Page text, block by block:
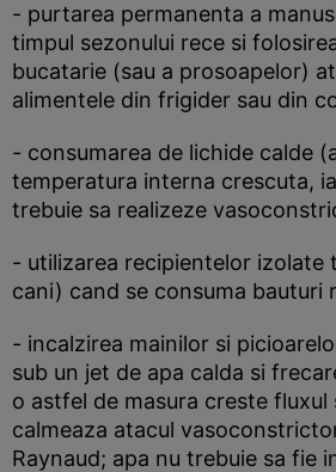
- purtarea permanenta a
timpul sezonului rece si
bucatarie (sau a prosoapelor)
alimentele din frigider sau din
- consumarea de lichide calde
temperatura interna crescuta,
trebuie sa realizeze
- utilizarea recipientelor izolate
cani) cand se consuma bauturi
- incalzirea mainilor si
sub un jet de apa calda si
o astfel de masura creste fluxul
calmeaza atacul
Raynaud; apa nu trebuie sa fie